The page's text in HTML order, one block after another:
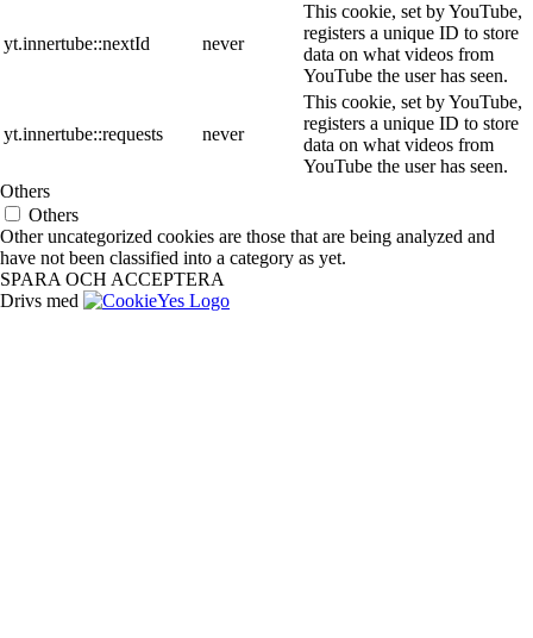
yt.innertube::nextId never
This cookie, set by YouTube,
registers a unique ID to store
data on what videos from
YouTube the user has seen.
yt.innertube::requests never
This cookie, set by YouTube,
registers a unique ID to store
data on what videos from
YouTube the user has seen.
Others
Others
Other uncategorized cookies are those that are being analyzed and
have not been classified into a category as yet.
SPARA OCH ACCEPTERA
Drivs med